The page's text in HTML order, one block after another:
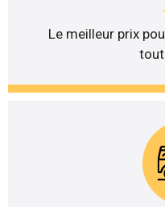
Le meilleur prix